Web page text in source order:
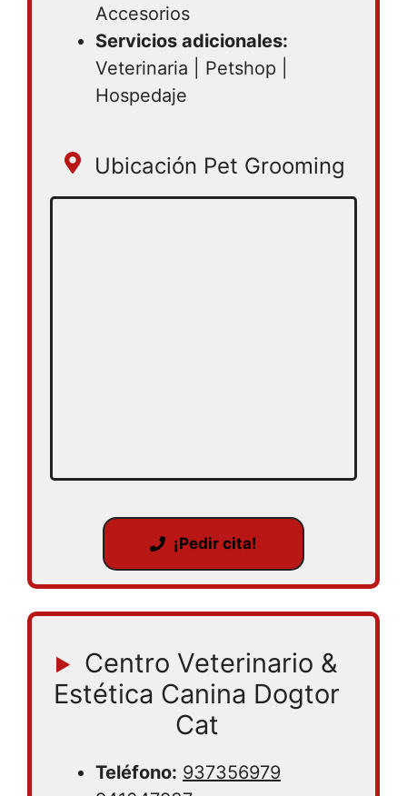
Accesorios
Servicios adicionales:
Veterinaria | Petshop |
Hospedaje
Ubicación Pet Grooming
¡Pedir cita!
Centro Veterinario &
Estética Canina Dogtor
Cat
Teléfono: 937356979